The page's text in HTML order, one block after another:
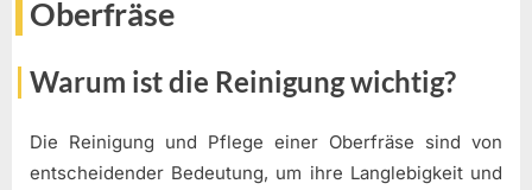
Oberfräse
Warum ist die Reinigung wichtig?
Die Reinigung und Pflege einer Oberfräse sind von
entscheidender Bedeutung, um ihre Langlebigkeit und